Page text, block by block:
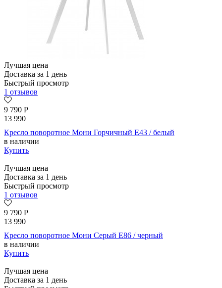
Лучшая цена
Доставка за 1 день
Быстрый просмотр
1 отзывов
9 790 Р
13 990
Кресло поворотное Мони Горчичный E43 / белый
в наличии
Купить
Лучшая цена
Доставка за 1 день
Быстрый просмотр
1 отзывов
9 790 Р
13 990
Кресло поворотное Мони Серый E86 / черный
в наличии
Купить
Лучшая цена
Доставка за 1 день